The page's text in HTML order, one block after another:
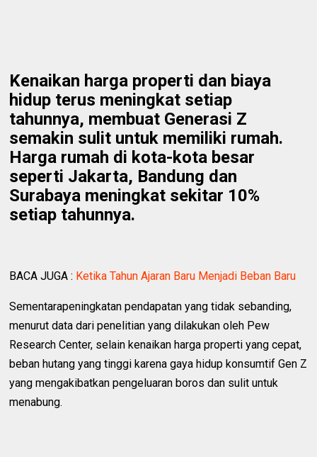
Kenaikan harga properti dan biaya
hidup terus meningkat setiap
tahunnya, membuat Generasi Z
semakin sulit untuk memiliki rumah.
Harga rumah di kota-kota besar
seperti Jakarta, Bandung dan
Surabaya meningkat sekitar 10%
setiap tahunnya.
BACA JUGA : Ketika Tahun Ajaran Baru Menjadi Beban Baru
Sementarapeningkatan pendapatan yang tidak sebanding,
menurut data dari penelitian yang dilakukan oleh Pew
Research Center, selain kenaikan harga properti yang cepat,
beban hutang yang tinggi karena gaya hidup konsumtif Gen Z
yang mengakibatkan pengeluaran boros dan sulit untuk
menabung.